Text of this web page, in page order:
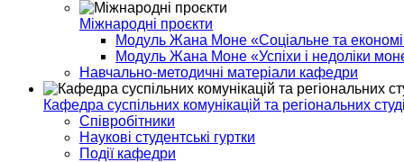
Міжнародні проєкти
Модуль Жана Моне «Соціальне та
Модуль Жана Моне «Успіхи і недоліки
Навчально-методичні матеріали кафедри
Кафедра суспільних комунікацій та регіональних
Співробітники
Наукові студентські гуртки
Події кафедри